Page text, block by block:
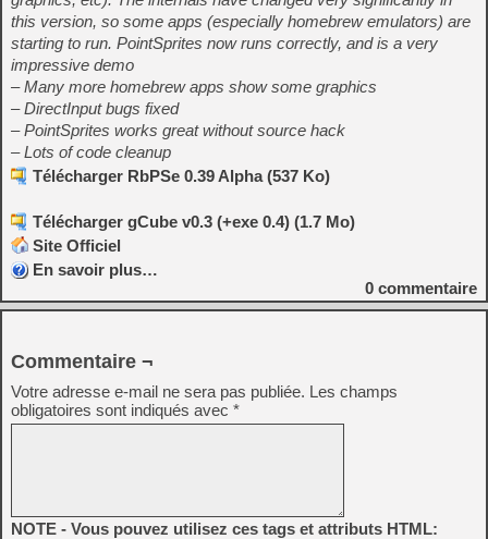
this version, so some apps (especially homebrew emulators) are
starting to run. PointSprites now runs correctly, and is a very
impressive demo
– Many more homebrew apps show some graphics
– DirectInput bugs fixed
– PointSprites works great without source hack
– Lots of code cleanup
Télécharger RbPSe 0.39 Alpha (537 Ko)
Télécharger gCube v0.3 (+exe 0.4) (1.7 Mo)
Site Officiel
En savoir plus…
0 commentaire
Commentaire ¬
Votre adresse e-mail ne sera pas publiée. Les champs
obligatoires sont indiqués avec *
NOTE - Vous pouvez utilisez ces tags et attributs HTML: